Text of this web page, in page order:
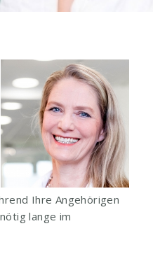
Ihre Angehörigen
lange im